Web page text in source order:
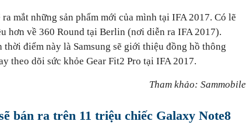
mắt những sản phẩm mới của mình tại IFA 2017. Có lẽ
hơn về 360 Round tại Berlin (nơi diễn ra IFA 2017).
điểm này là Samsung sẽ giới thiệu đồng hồ thông
theo dõi sức khỏe Gear Fit2 Pro tại IFA 2017.
Tham khảo: Sammobile
bán ra trên 11 triệu chiếc Galaxy Note8